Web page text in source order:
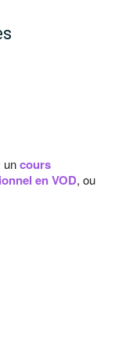
uncours
en VOD, ou